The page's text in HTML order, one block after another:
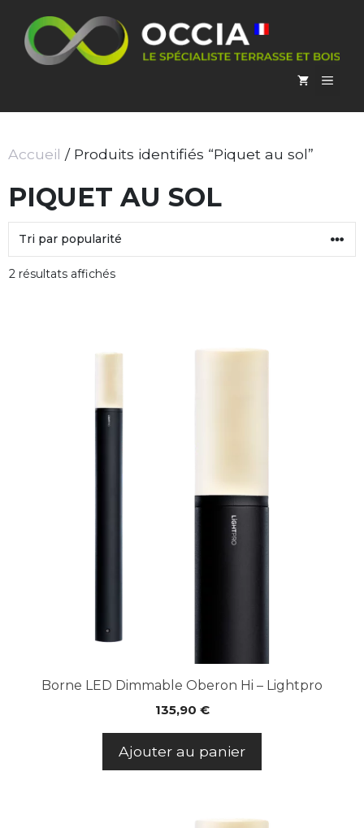
contenu
Accueil / Produits identifiés “Piquet au sol”
PIQUET AU SOL
2 résultats affichésTrié
Borne LED Dimmable Oberon Hi – Lightpro
135,90 €
Ajouter au panier